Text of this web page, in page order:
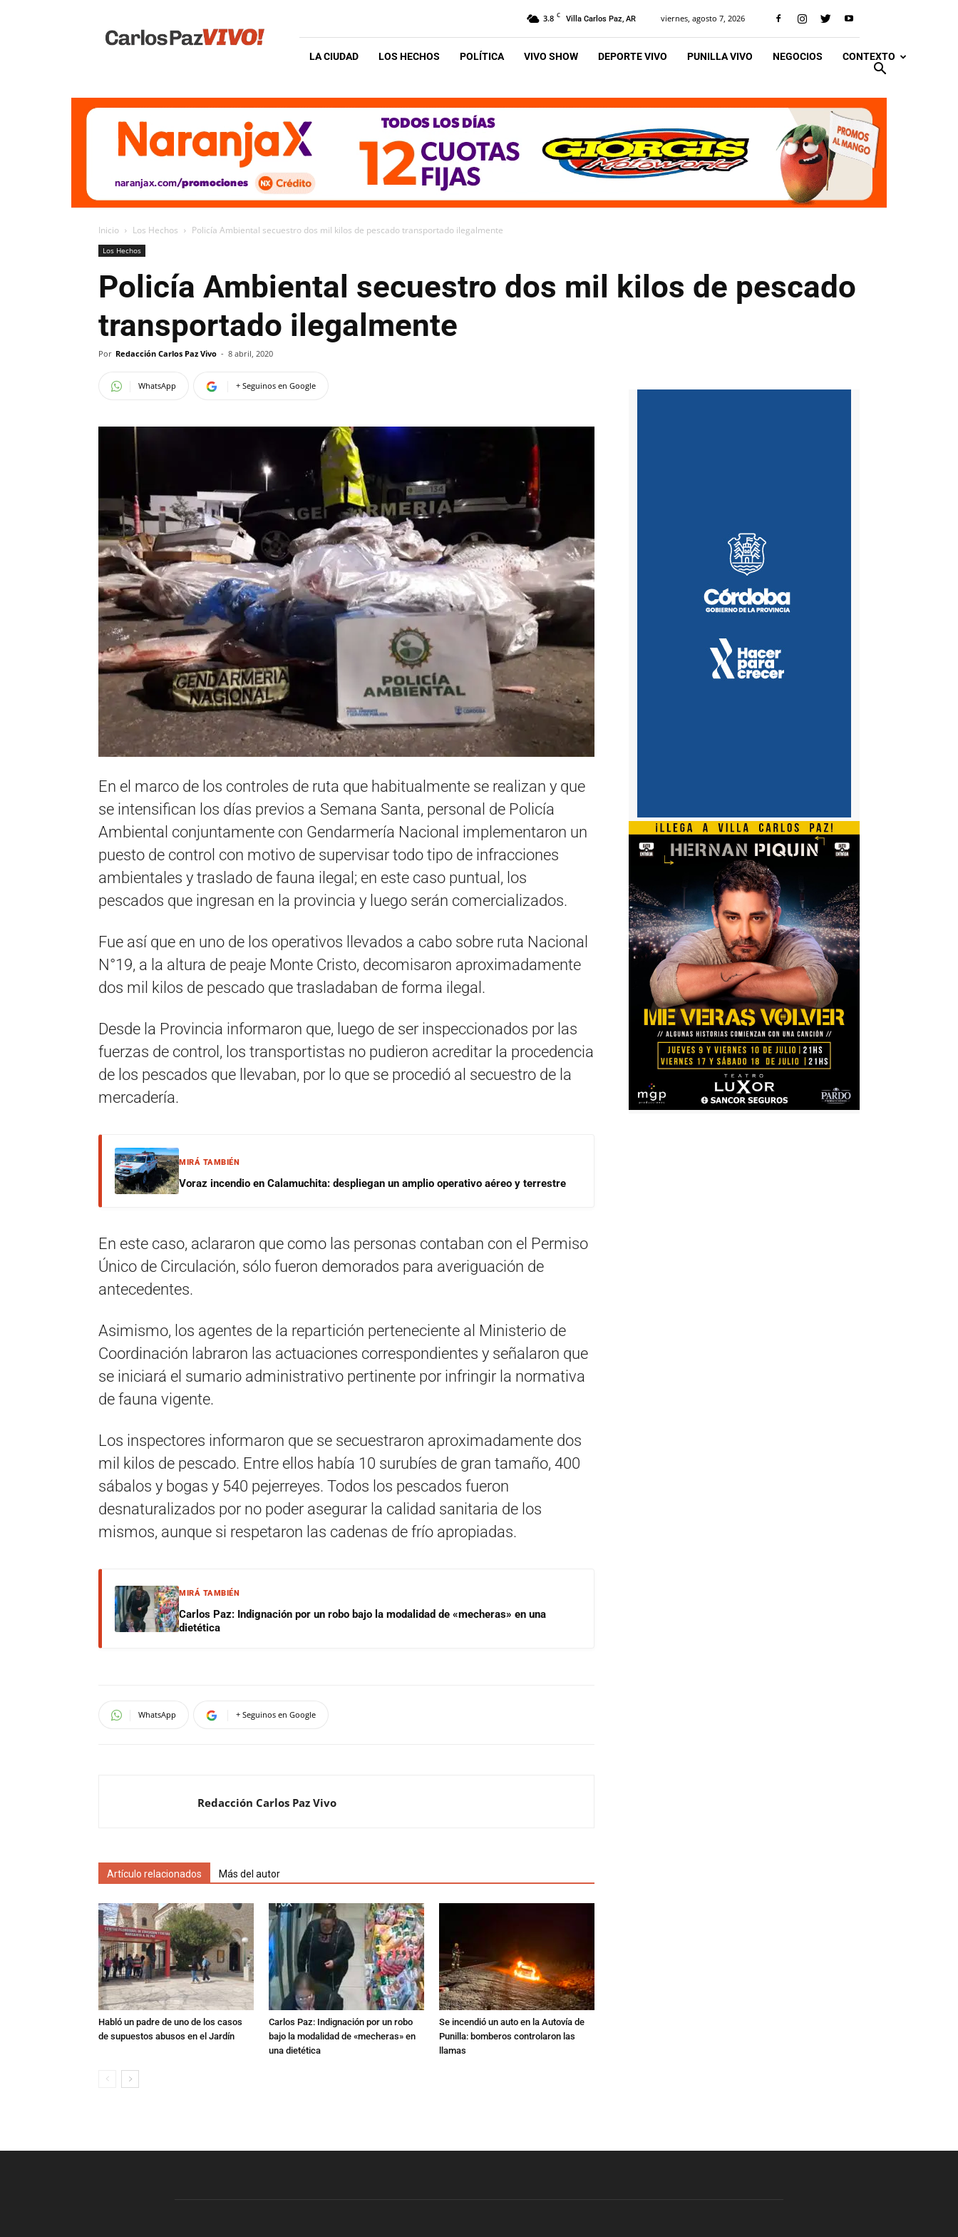
Vivo
3.8 C Villa Carlos Paz, AR viernes, agosto 7, 2026
LA CIUDAD LOS HECHOS POLÍTICA VIVO SHOW DEPORTE VIVO PUNILLA VIVO NEGOCIOS CONTEXTO
Inicio Los Hechos Policía Ambiental secuestro dos mil kilos de pescado transportado ilegalmente
Los Hechos
Policía Ambiental secuestro dos mil kilos de pescado
transportado ilegalmente
Por Redacción Carlos Paz Vivo - 8 abril, 2020
WhatsApp + Seguinos en Google
En el marco de los controles de ruta que habitualmente se realizan y que
se intensifican los días previos a Semana Santa, personal de Policía
Ambiental conjuntamente con Gendarmería Nacional implementaron un
puesto de control con motivo de supervisar todo tipo de infracciones
ambientales y traslado de fauna ilegal; en este caso puntual, los
pescados que ingresan en la provincia y luego serán comercializados.
Fue así que en uno de los operativos llevados a cabo sobre ruta Nacional
N°19, a la altura de peaje Monte Cristo, decomisaron aproximadamente
dos mil kilos de pescado que trasladaban de forma ilegal.
Desde la Provincia informaron que, luego de ser inspeccionados por las
fuerzas de control, los transportistas no pudieron acreditar la procedencia
de los pescados que llevaban, por lo que se procedió al secuestro de la
mercadería.
MIRÁ TAMBIÉN
Voraz incendio en Calamuchita: despliegan un amplio operativo aéreo y terrestre
En este caso, aclararon que como las personas contaban con el Permiso
Único de Circulación, sólo fueron demorados para averiguación de
antecedentes.
Asimismo, los agentes de la repartición perteneciente al Ministerio de
Coordinación labraron las actuaciones correspondientes y señalaron que
se iniciará el sumario administrativo pertinente por infringir la normativa
de fauna vigente.
Los inspectores informaron que se secuestraron aproximadamente dos
mil kilos de pescado. Entre ellos había 10 surubíes de gran tamaño, 400
sábalos y bogas y 540 pejerreyes. Todos los pescados fueron
desnaturalizados por no poder asegurar la calidad sanitaria de los
mismos, aunque si respetaron las cadenas de frío apropiadas.
MIRÁ TAMBIÉN
Carlos Paz: Indignación por un robo bajo la modalidad de «mecheras» en una
dietética
WhatsApp + Seguinos en Google
Redacción Carlos Paz Vivo
Artículo relacionados Más del autor
Habló un padre de uno de los casos
de supuestos abusos en el Jardín
Carlos Paz: Indignación por un robo
bajo la modalidad de «mecheras» en
una dietética
Se incendió un auto en la Autovía de
Punilla: bomberos controlaron las
llamas